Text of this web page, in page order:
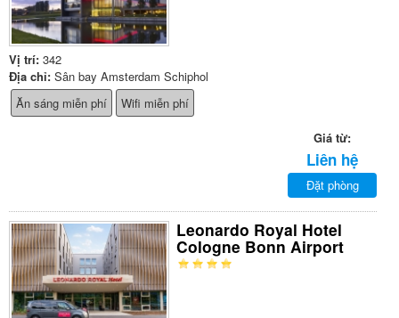
Vị trí: 342
Địa chỉ: Sân bay Amsterdam Schiphol
Ăn sáng miễn phí
Wifi miễn phí
Giá từ:
Liên hệ
Đặt phòng
Leonardo Royal Hotel
Cologne Bonn Airport